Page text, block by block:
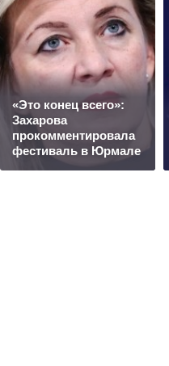
«Это конец всего»:
Захарова
прокомментировала
фестиваль в Юрмале